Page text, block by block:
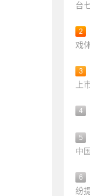
台
2
戏
3
上
4
5
中国
6
纷